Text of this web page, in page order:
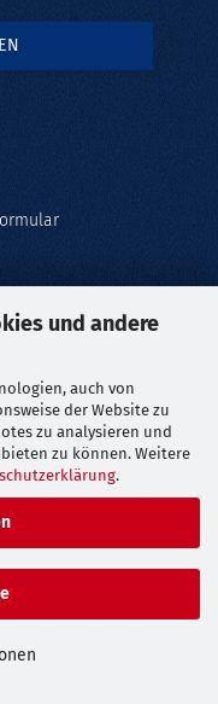
und andere
auch von
der Website zu
zu analysieren und
zu können. Weitere
.